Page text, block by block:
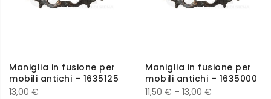
Maniglia in fusione per
mobili antichi – 1635125
13,00 €
Maniglia in fusione per
mobili antichi – 1635000
11,50 € – 13,00 €